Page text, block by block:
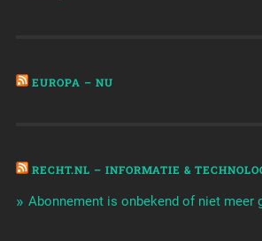
EUROPA – NU
RECHT.NL – INFORMATIE &
Abonnement is onbekend of niet meer